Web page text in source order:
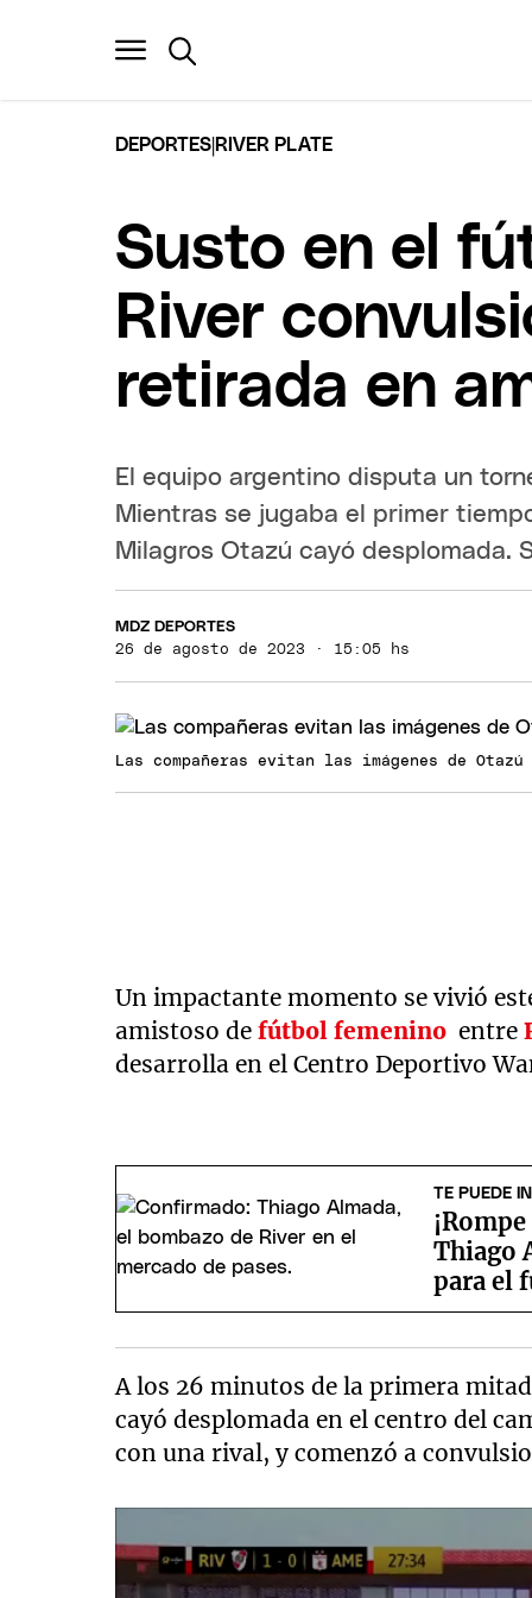
DEPORTES RIVER PLATE
Susto en el
River
retirada en
El equipo argentino disputa un
Mientras se jugaba el primer
Milagros Otazú cayó desplomada.
MDZ DEPORTES
26 de agosto de 2023 · 15:05 hs
Las compañeras evitan las imágenes de
Un impactante momento se vivió
amistoso defútbol femenino entre
desarrolla en el Centro Deportivo
TE PUEDE
Thiago
para el
A los 26 minutos de la primera
cayó desplomada en el centro del
con una rival, y comenzó a